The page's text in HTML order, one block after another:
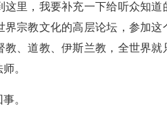
这里，我要补充一下给听众知
界宗教文化的高层论坛，参加
教、道教、伊斯兰教，全世界
。
。